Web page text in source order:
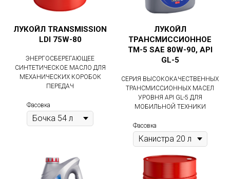
ЛУКОЙЛ TRANSMISSION
LDI 75W-80
ЭНЕРГОСБЕРЕГАЮЩЕЕ
СИНТЕТИЧЕСКОЕ МАСЛО ДЛЯ
МЕХАНИЧЕСКИХ КОРОБОК
ПЕРЕДАЧ
Фасовка
ЛУКОЙЛ
ТРАНСМИССИОННОЕ
ТМ-5 SAE 80W-90, API
GL-5
СЕРИЯ ВЫСОКОКАЧЕСТВЕННЫХ
ТРАНСМИССИОННЫХ МАСЕЛ
УРОВНЯ API GL-5 ДЛЯ
МОБИЛЬНОЙ ТЕХНИКИ
Фасовка